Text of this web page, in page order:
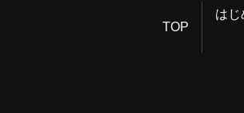
TOP
はじ